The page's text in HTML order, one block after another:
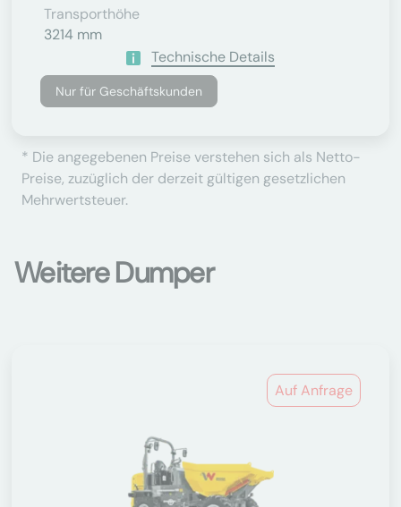
Transporthöhe
3214 mm
Technische Details
Nur für Geschäftskunden
* Die angegebenen Preise verstehen sich als Netto-
Preise, zuzüglich der derzeit gültigen gesetzlichen
Mehrwertsteuer.
Weitere Dumper
Auf Anfrage